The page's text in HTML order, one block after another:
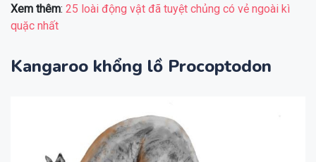
Xem thêm: 25 loài động vật đã tuyệt chủng có vẻ ngoài kì
quặc nhất
Kangaroo khổng lồ Procoptodon